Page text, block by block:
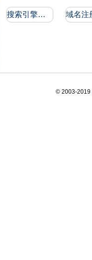
搜索引擎收录和反向链接
© 2003-2019